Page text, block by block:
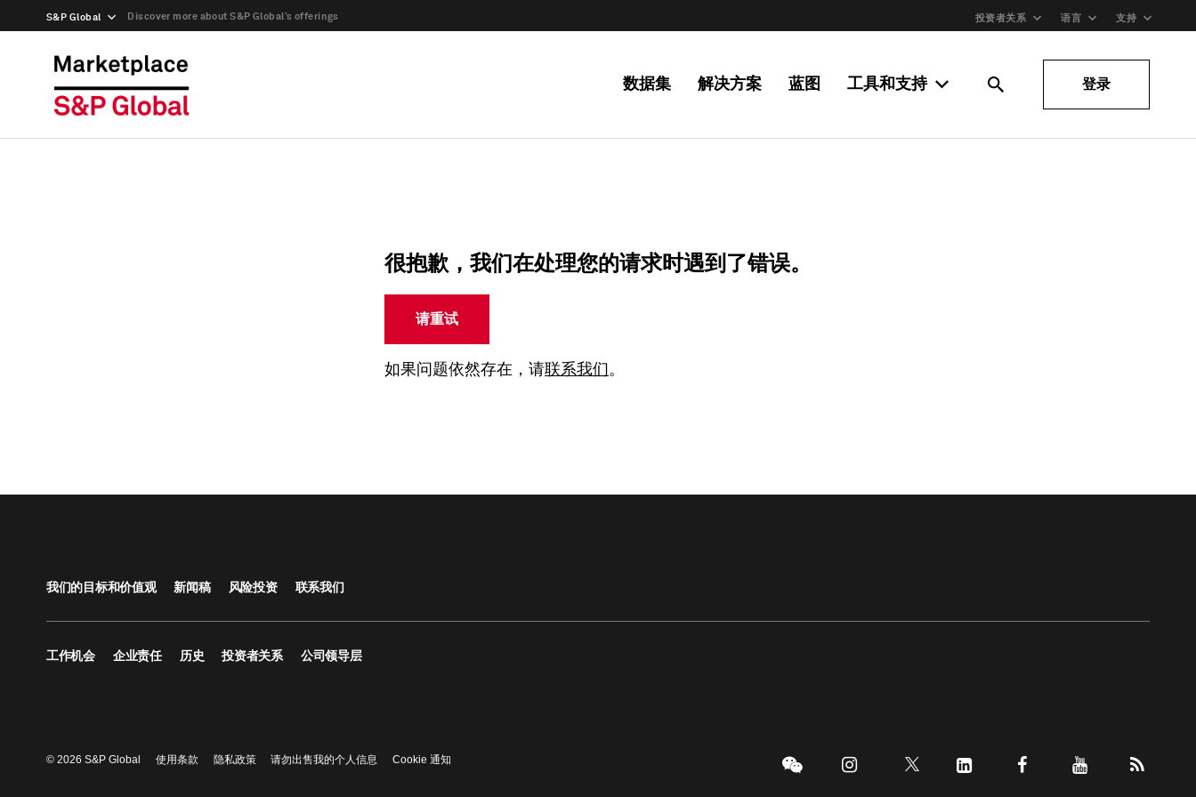
S&P Global Discover more about S&P Global’s offerings 投资者关系 语言 支持
数据集 解决方案 蓝图 工具和支持 登录
很抱歉，我们在处理您的请求时遇到了错误。
请重试
如果问题依然存在，请联系我们 。
我们的目标和价值观 新闻稿 风险投资 联系我们
工作机会 企业责任 历史 投资者关系 公司领导层
© 2026 S&P Global 使用条款 隐私政策 请勿出售我的个人信息 Cookie 通知